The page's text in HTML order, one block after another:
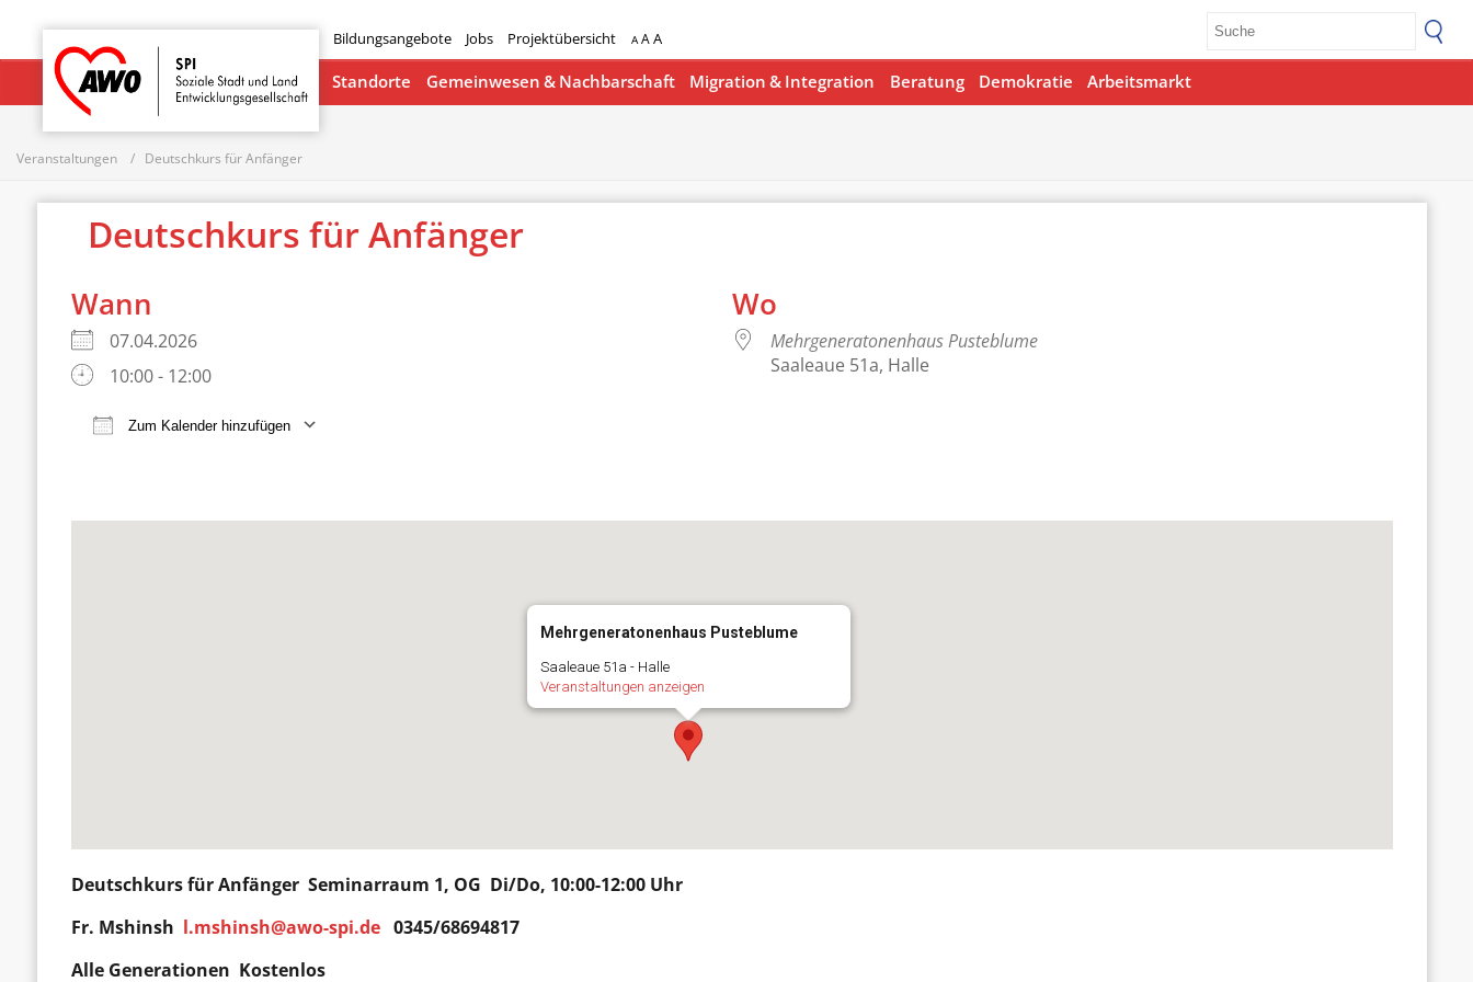
Bildungsangebote Jobs Projektübersicht A AA
Startseite
Standorte Gemeinwesen & Nachbarschaft Migration & Integration Beratung Demokratie Arbeitsmarkt
Veranstaltungen Deutschkurs für Anfänger
Deutschkurs für Anfänger
Wann
07.04.2026
10:00 - 12:00
Zum Kalender hinzufügen
Wo
Mehrgeneratonenhaus Pusteblume
Saaleaue 51a, Halle
Mehrgeneratonenhaus Pusteblume
Saaleaue 51a - Halle
Veranstaltungen anzeigen
Deutschkurs fürAnfänger Seminarraum 1, OG Di/Do, 10:00-12:00 Uhr
Fr. Mshinsh l.mshinsh@awo-spi.de 0345/68694817
Alle Generationen Kostenlos